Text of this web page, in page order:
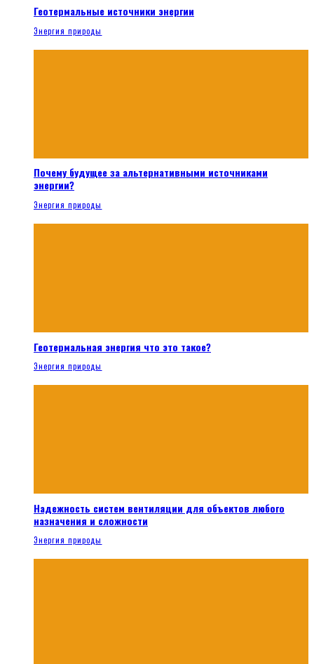
Геотермальные источники энергии
Энергия природы
Почему будущее за альтернативными источниками
энергии?
Энергия природы
Геотермальная энергия что это такое?
Энергия природы
Надежность систем вентиляции для объектов любого
назначения и сложности
Энергия природы